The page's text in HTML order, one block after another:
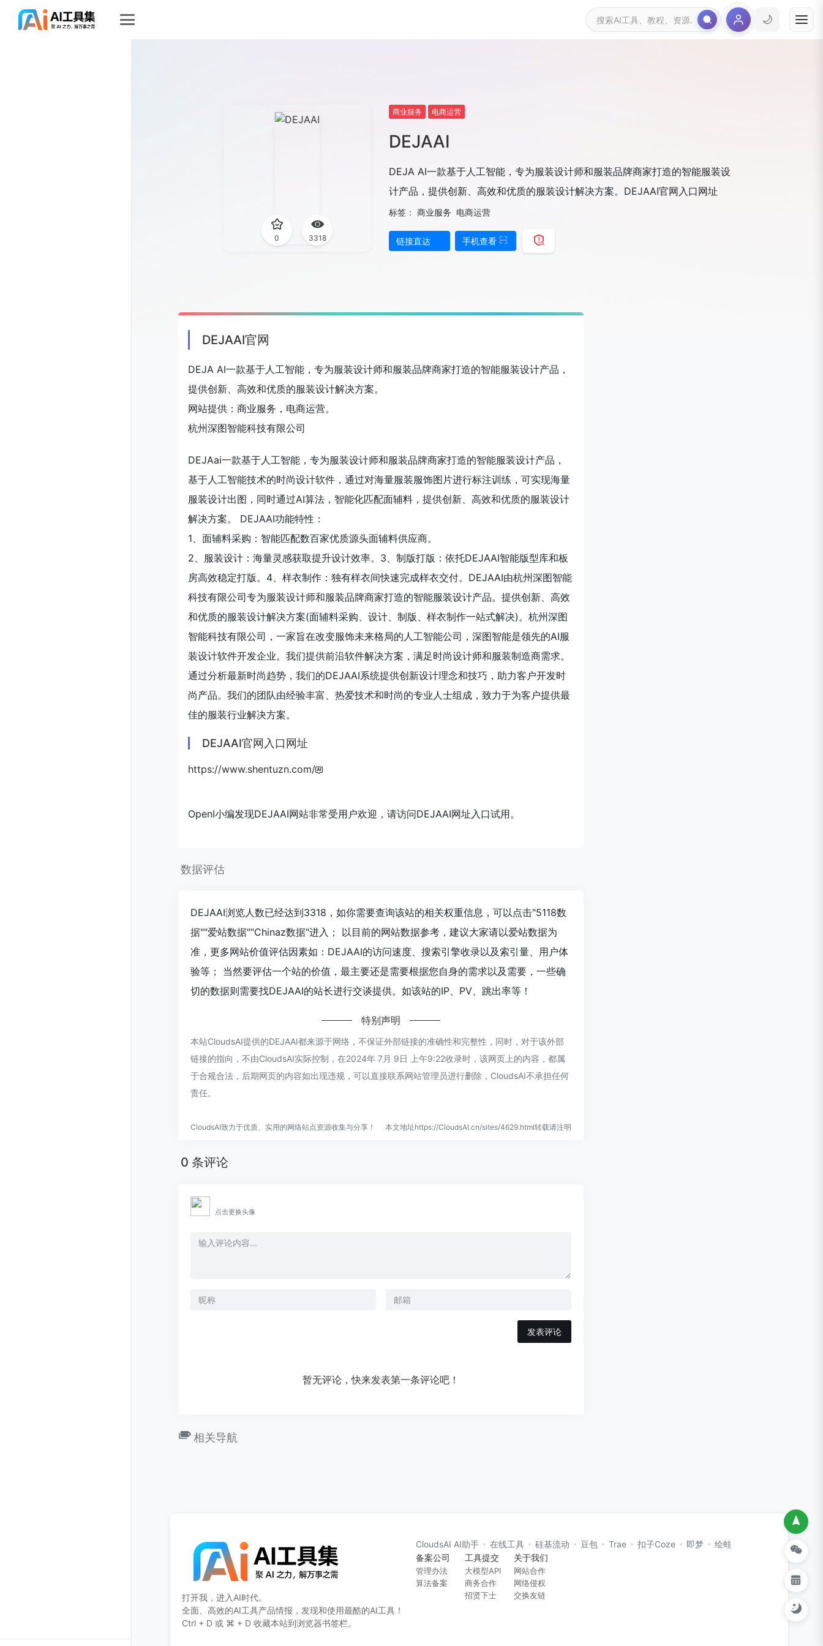
🌙
0 3318
商业服务 电商运营
DEJAAI
DEJA AI一款基于人工智能，专为服装设计师和服装品牌商家打造的智能服装设
计产品，提供创新、高效和优质的服装设计解决方案。DEJAAI官网入口网址
标签：商业服务 电商运营
链接直达 手机查看
DEJAAI官网
DEJA AI一款基于人工智能，专为服装设计师和服装品牌商家打造的智能服装设计产品，
提供创新、高效和优质的服装设计解决方案。
网站提供：商业服务，电商运营。
杭州深图智能科技有限公司
DEJAai一款基于人工智能，专为服装设计师和服装品牌商家打造的智能服装设计产品，
基于人工智能技术的时尚设计软件，通过对海量服装服饰图片进行标注训练，可实现海量
服装设计出图，同时通过AI算法，智能化匹配面辅料，提供创新、高效和优质的服装设计
解决方案。 DEJAAI功能特性：
1、面辅料采购：智能匹配数百家优质源头面辅料供应商。
2、服装设计：海量灵感获取提升设计效率。3、制版打版：依托DEJAAI智能版型库和板
房高效稳定打版。4、样衣制作：独有样衣间快速完成样衣交付。DEJAAI由杭州深图智能
科技有限公司专为服装设计师和服装品牌商家打造的智能服装设计产品。提供创新、高效
和优质的服装设计解决方案(面辅料采购、设计、制版、样衣制作一站式解决)。杭州深图
智能科技有限公司，一家旨在改变服饰未来格局的人工智能公司，深图智能是领先的AI服
装设计软件开发企业。我们提供前沿软件解决方案，满足时尚设计师和服装制造商需求。
通过分析最新时尚趋势，我们的DEJAAI系统提供创新设计理念和技巧，助力客户开发时
尚产品。我们的团队由经验丰富、热爱技术和时尚的专业人士组成，致力于为客户提供最
佳的服装行业解决方案。
DEJAAI官网入口网址
https://www.shentuzn.com/
OpenI小编发现DEJAAI网站非常受用户欢迎，请访问DEJAAI网址入口试用。
数据评估
DEJAAI浏览人数已经达到3318，如你需要查询该站的相关权重信息，可以点击"5118数
据""爱站数据""Chinaz数据"进入； 以目前的网站数据参考，建议大家请以爱站数据为
准，更多网站价值评估因素如：DEJAAI的访问速度、搜索引擎收录以及索引量、用户体
验等； 当然要评估一个站的价值，最主要还是需要根据您自身的需求以及需要，一些确
切的数据则需要找DEJAAI的站长进行交谈提供。如该站的IP、PV、跳出率等！
特别声明
本站CloudsAI提供的DEJAAI都来源于网络，不保证外部链接的准确性和完整性，同时，对于该外部
链接的指向，不由CloudsAI实际控制，在2024年 7月 9日 上午9:22收录时，该网页上的内容，都属
于合规合法，后期网页的内容如出现违规，可以直接联系网站管理员进行删除，CloudsAI不承担任何
责任。
CloudsAI致力于优质、实用的网络站点资源收集与分享！ 本文地址https://CloudsAI.cn/sites/4629.html转载请注明
0 条评论
点击更换头像
发表评论
暂无评论，快来发表第一条评论吧！
相关导航
打开我，进入AI时代。
全面、高效的AI工具产品情报，发现和使用最酷的AI工具！
Ctrl + D 或 ⌘ + D 收藏本站到浏览器书签栏。
CloudsAI AI助手 在线工具 硅基流动 豆包 Trae 扣子Coze 即梦
绘蛙
备案公司
管理办法
算法备案
工具提交
大模型API
商务合作
招贤下士
关于我们
网站合作
网络侵权
交换友链